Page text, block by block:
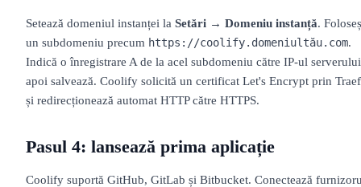
Setează domeniul instanței la Setări → Domeniu instanță.
un subdomeniu precum https://coolify.domeniultău.com.
Indică o înregistrare A de la acel subdomeniu către IP-ul
apoi salvează. Coolify solicită un certificat Let's Encrypt prin
și redirecționează automat HTTP către HTTPS.
Pasul 4: lansează prima aplicație
Coolify suportă GitHub, GitLab și Bitbucket. Conectează